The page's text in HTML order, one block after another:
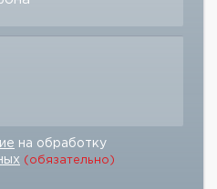
на обработку
(обязательно)